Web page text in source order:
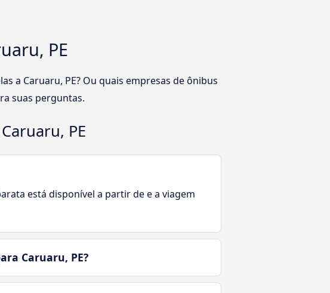
PE
a Caruaru, PE? Ou quais empresas de ônibus
suas perguntas.
PE
está disponível a partir de e a viagem
Caruaru, PE?